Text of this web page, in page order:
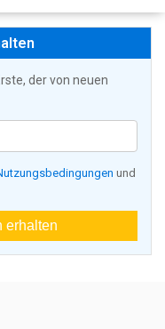
der von neuen
und
erhalten